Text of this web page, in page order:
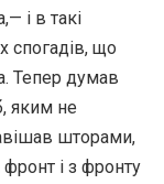
і в такі
спогадів, що
Тепер думав
яким не
шторами,
фронт і з фронту